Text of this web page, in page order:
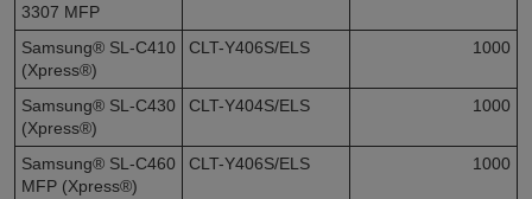
3307 MFP
Samsung® SL-C410
(Xpress®)
CLT-Y406S/ELS 1000
Samsung® SL-C430
(Xpress®)
CLT-Y404S/ELS 1000
Samsung® SL-C460
MFP (Xpress®)
CLT-Y406S/ELS 1000